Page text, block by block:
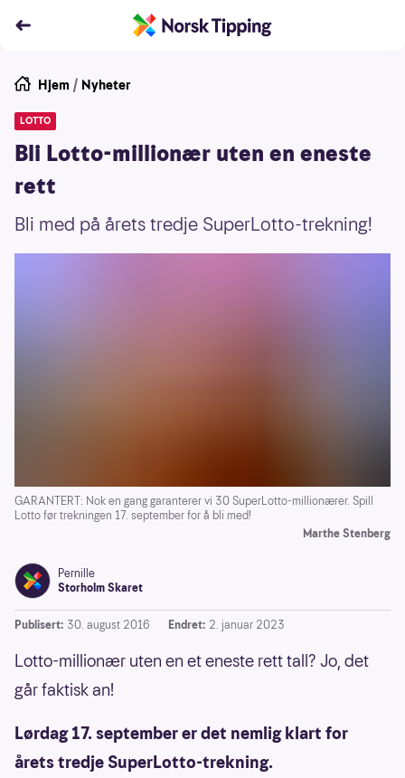
Hjem / Nyheter
LOTTO
Bli Lotto-millionær uten en eneste
rett
Bli med på årets tredje SuperLotto-trekning!
GARANTERT: Nok en gang garanterer vi 30 SuperLotto-millionærer. Spill
Lotto før trekningen 17. september for å bli med!
Marthe Stenberg
Pernille
Storholm Skaret
Publisert: 30. august 2016 Endret: 2. januar 2023
Lotto-millionær uten en et eneste rett tall? Jo, det
går faktisk an!
Lørdag 17. september er det nemlig klart for
årets tredje SuperLotto-trekning.